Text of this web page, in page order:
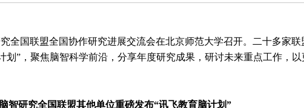
全国联盟全国协作研究进展交流会在北京师范大学召开。二十多家
划”，聚焦脑智科学前沿，分享年度研究成果，研讨未来重点工作，
智研究全国联盟其他单位重磅发布“讯飞教育脑计划”